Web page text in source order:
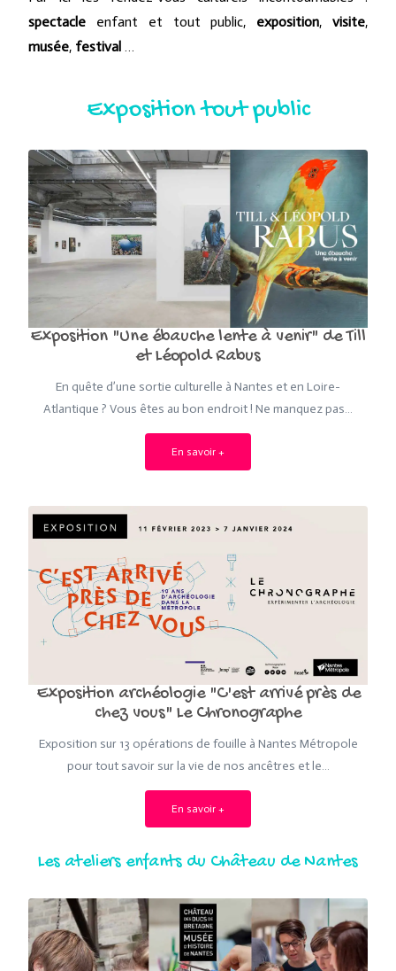
spectacle enfant et tout public, exposition, visite,
musée, festival…
Exposition tout public
Exposition "Une ébauche lente à venir" de Till
et Léopold Rabus
En quête d’une sortie culturelle à Nantes et en Loire-
Atlantique ? Vous êtes au bon endroit ! Ne manquez pas…
En savoir +
Exposition archéologie "C'est arrivé près de
chez vous" Le Chronographe
Exposition sur 13 opérations de fouille à Nantes Métropole
pour tout savoir sur la vie de nos ancêtres et le…
En savoir +
Les ateliers enfants du Château de Nantes